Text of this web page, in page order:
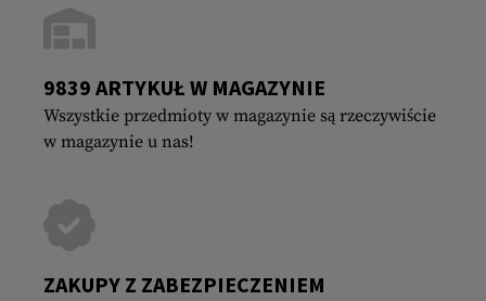
9839 ARTYKUŁ W MAGAZYNIE
Wszystkie przedmioty w magazynie są rzeczywiście
w magazynie u nas!
ZAKUPY Z ZABEZPIECZENIEM